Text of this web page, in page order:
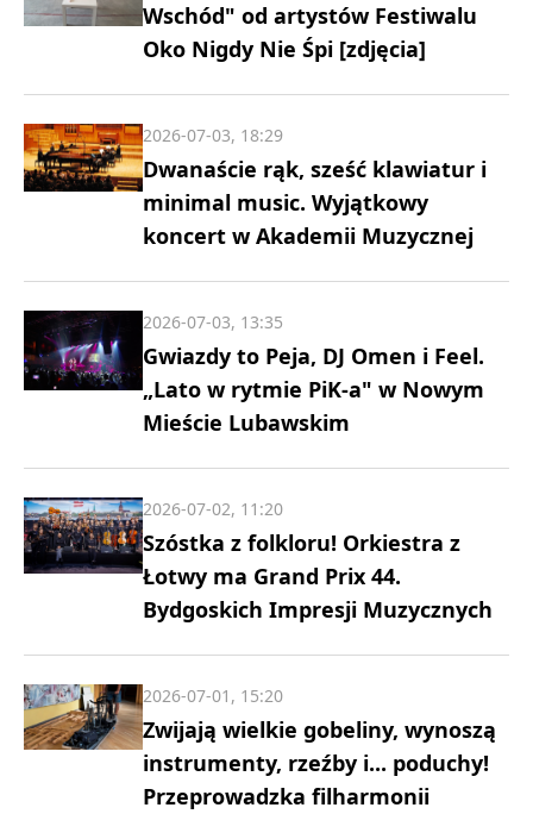
Wschód" od artystów Festiwalu
Oko Nigdy Nie Śpi [zdjęcia]
Dwanaście rąk, sześć klawiatur i
minimal music. Wyjątkowy
koncert w Akademii Muzycznej
2026-07-03, 18:29
Gwiazdy to Peja, DJ Omen i Feel.
„Lato w rytmie PiK-a" w Nowym
Mieście Lubawskim
2026-07-03, 13:35
Szóstka z folkloru! Orkiestra z
Łotwy ma Grand Prix 44.
Bydgoskich Impresji Muzycznych
2026-07-02, 11:20
Zwijają wielkie gobeliny, wynoszą
instrumenty, rzeźby i... poduchy!
Przeprowadzka filharmonii
2026-07-01, 15:20